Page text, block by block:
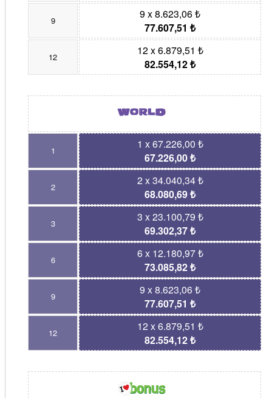
9
9 x 8.623,06 ₺
77.607,51 ₺
12
12 x 6.879,51 ₺
82.554,12 ₺
1
1 x 67.226,00 ₺
67.226,00 ₺
2
2 x 34.040,34 ₺
68.080,69 ₺
3
3 x 23.100,79 ₺
69.302,37 ₺
6
6 x 12.180,97 ₺
73.085,82 ₺
9
9 x 8.623,06 ₺
77.607,51 ₺
12
12 x 6.879,51 ₺
82.554,12 ₺